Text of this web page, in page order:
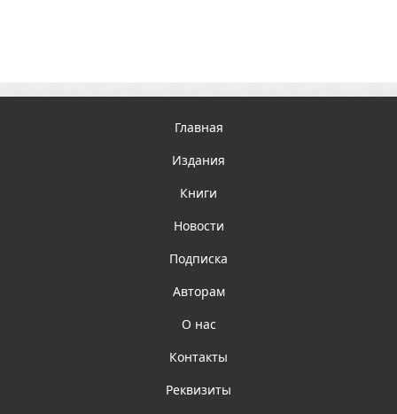
Главная
Издания
Книги
Новости
Подписка
Авторам
О нас
Контакты
Реквизиты